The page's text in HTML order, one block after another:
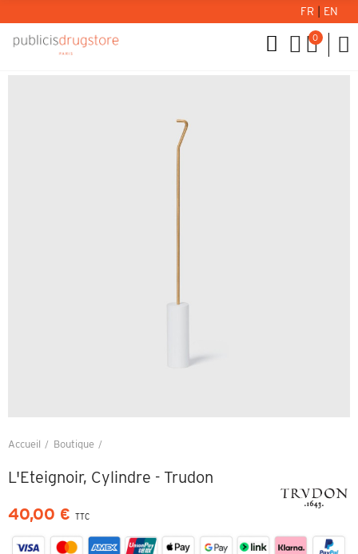
FR EN
0
Accueil Boutique
L'Eteignoir, Cylindre - Trudon
40,00 € TTC